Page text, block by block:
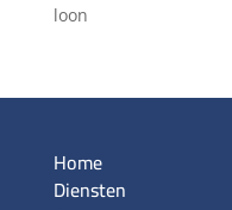
loon
Home
Diensten